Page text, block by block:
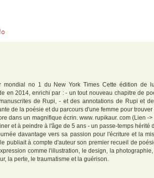
mondial no 1 du New York Times Cette édition
en 2014, enrichi par : - un tout nouveau chapitre de
de Rupi, - et des annotations de Rupi et
de la poésie et du parcours d'une femme pour
dans un magnifique écrin. www. rupikaur. com (Lien -
et à peindre à l'âge de 5 ans - un passe-temps
davantage vers sa passion pour l'écriture et la
publiait à compte d'auteur son premier recueil de
comme l'illustration, le design, la
la perte, le traumatisme et la guérison.